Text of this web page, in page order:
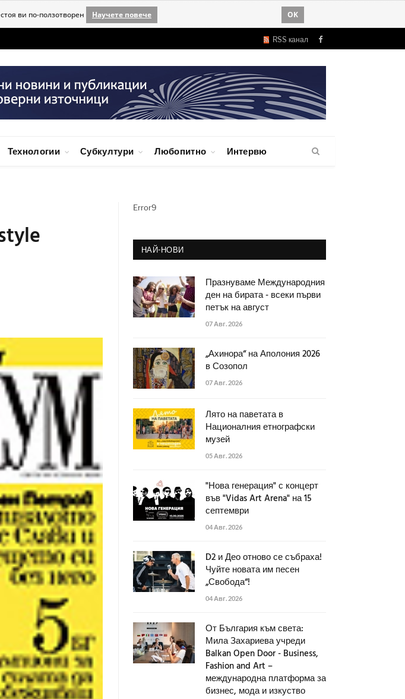
ви по-ползотворен Научете повече OK
RSS канал Facebook
Технологии Субкултури Любопитно Интервю
Error9
НАЙ-НОВИ
Празнуваме Международния
ден на бирата - всеки първи
петък на август
07 Авг. 2026
„Ахинора“ на Аполония 2026
в Созопол
07 Авг. 2026
Лято на паветата в
Националния етнографски
музей
05 Авг. 2026
"Нова генерация" с концерт
във "Vidas Art Arena" на 15
септември
04 Авг. 2026
D2 и Део отново се събраха!
Чуйте новата им песен
„Свобода“!
04 Авг. 2026
От България към света:
Мила Захариева учреди
Balkan Open Door - Business,
Fashion and Art –
международна платформа за
бизнес, мода и изкуство